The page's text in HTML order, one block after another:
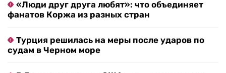
«Люди друг друга любят»: что объединяет
фанатов Коржа из разных стран
Турция решилась на меры после ударов по
судам в Черном море